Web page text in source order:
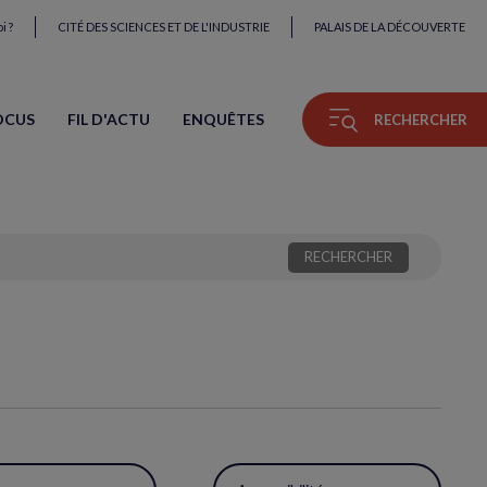
? CITÉ DES SCIENCES ET DE L'INDUSTRIE PALAIS DE LA DÉCOUVERTE
FIL D'ACTU ENQUÊTES RECHERCHER